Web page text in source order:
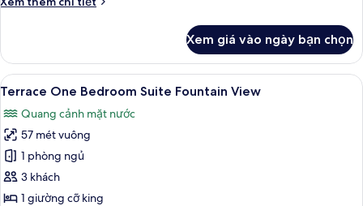
ngủ,
Phòng,
phòng
hiên
Xem giá vào ngày bạn chọn
Xem
tất
cả
ảnh
Terrace
One
Bedroom
Terrace One Bedroom Suite
7
Terrace One Bedroom Suite Fountain View
Quang cảnh mặt nước
57 mét vuông
1 phòng ngủ
3 khách
1 giường cỡ king